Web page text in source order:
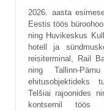
2026. aasta
Eestis töös
ning Huvikeskus
hotell ja
reisiterminal, Rail
ning Tallinn-
ehitusobjektideks
Telšiai rajoonides
kontsernil töös